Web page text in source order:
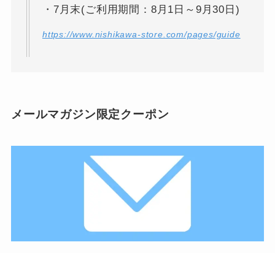
・7月末(ご利用期間：8月1日～9月30日)
https://www.nishikawa-store.com/pages/guide
メールマガジン限定クーポン